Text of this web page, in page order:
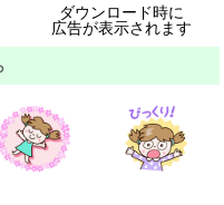
ダウンロード時に
広告が表示されます